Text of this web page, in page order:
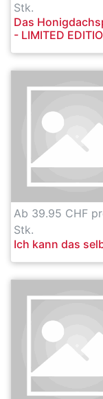
Stk.
Das
- LIMITED
Ab 39.95 CHF
Stk.
Ich kann das